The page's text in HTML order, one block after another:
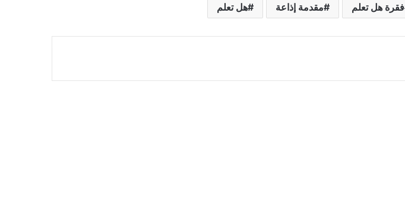
فقرة هل تعلم مقدمة إذاعة هل تعلم